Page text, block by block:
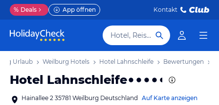
% Deals App öffnen Kontakt
Hotel, Reiseziel
Urlaub Weilburg Hotels Hotel Lahnschleife Bewertungen
Hotel Lahnschleife
Hainallee 2 35781 Weilburg Deutschland Auf Karte anzeigen